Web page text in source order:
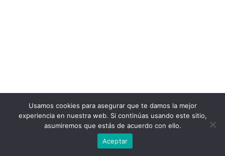
Usamos cookies para asegurar que te damos la mejor
experiencia en nuestra web. Si continúas usando este sitio,
asumiremos que estás de acuerdo con ello.
Aceptar